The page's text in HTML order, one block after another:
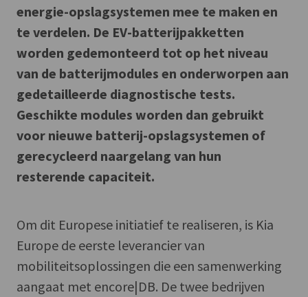
energie-opslagsystemen mee te maken en
te verdelen. De EV-batterijpakketten
worden gedemonteerd tot op het niveau
van de batterijmodules en onderworpen aan
gedetailleerde diagnostische tests.
Geschikte modules worden dan gebruikt
voor nieuwe batterij-opslagsystemen of
gerecycleerd naargelang van hun
resterende capaciteit.
Om dit Europese initiatief te realiseren, is Kia
Europe de eerste leverancier van
mobiliteitsoplossingen die een samenwerking
aangaat met encore|DB. De twee bedrijven